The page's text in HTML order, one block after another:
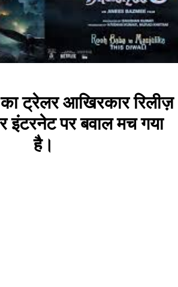
ट्रेलर आखिरकार रिलीज़
इंटरनेट पर बवाल मच गया
है।